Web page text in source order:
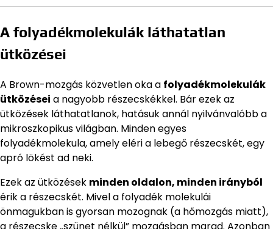
A folyadékmolekulák láthatatlan
ütközései
A Brown-mozgás közvetlen oka a folyadékmolekulák
ütközései a nagyobb részecskékkel. Bár ezek az
ütközések láthatatlanok, hatásuk annál nyilvánvalóbb a
mikroszkopikus világban. Minden egyes
folyadékmolekula, amely eléri a lebegő részecskét, egy
apró lökést ad neki.
Ezek az ütközések minden oldalon, minden irányból
érik a részecskét. Mivel a folyadék molekulái
önmagukban is gyorsan mozognak (a hőmozgás miatt),